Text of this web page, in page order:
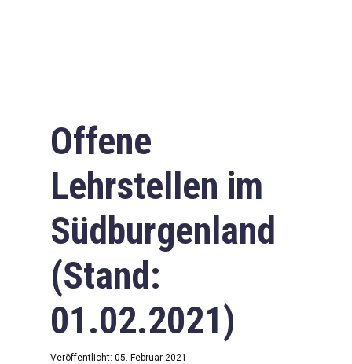
Offene
Lehrstellen im
Südburgenland
(Stand:
01.02.2021)
Veröffentlicht: 05. Februar 2021